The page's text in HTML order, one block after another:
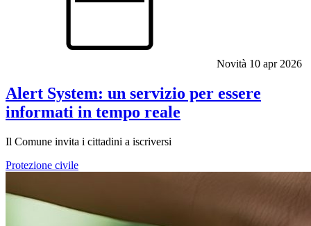
Novità 10 apr 2026
Alert System: un servizio per essere
informati in tempo reale
Il Comune invita i cittadini a iscriversi
Protezione civile